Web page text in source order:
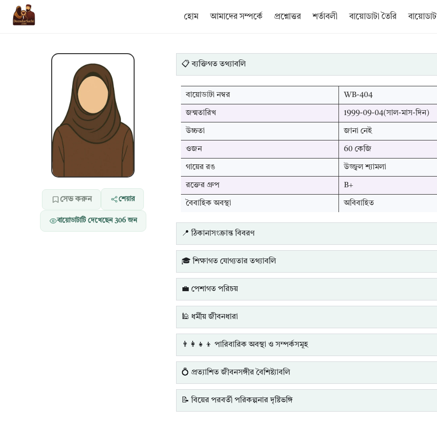
হোম আমাদের সম্পর্কে প্রশ্নোত্তর শর্তাবলী বায়োডাটা তৈরি
সেভ করুন শেয়ার
বায়োডাটাটি দেখেছেন 306জন
📋 ব্যক্তিগত তথ্যাবলি
বায়োডাটা নম্বর WB-404
জন্মতারিখ 1999-09-04(সাল-মাস-দিন)
উচ্চতা জানা নেই
ওজন 60 কেজি
গায়ের রঙ উজ্জ্বল শ্যামলা
রক্তের গ্রুপ B+
বৈবাহিক অবস্থা অবিবাহিত
📍 ঠিকানাসংক্রান্ত বিবরণ
🎓 শিক্ষাগত যোগ্যতার তথ্যাবলি
💼 পেশাগত পরিচয়
🕌 ধর্মীয় জীবনধারা
👨‍👩‍👧‍👦 পারিবারিক অবস্থা ও সম্পর্কসমূহ
💍 প্রত্যাশিত জীবনসঙ্গীর বৈশিষ্ট্যাবলি
📝 বিয়ের পরবর্তী পরিকল্পনার দৃষ্টিভঙ্গি